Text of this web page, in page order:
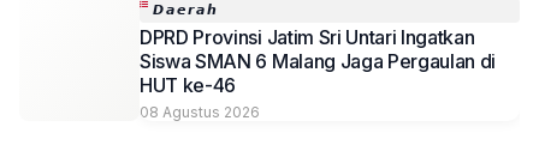
𝘿𝙖𝙚𝙧𝙖𝙝
DPRD Provinsi Jatim Sri Untari Ingatkan
Siswa SMAN 6 Malang Jaga Pergaulan di
HUT ke-46
08 Agustus 2026